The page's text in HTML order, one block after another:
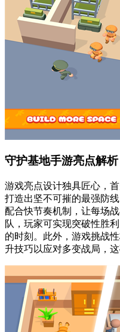
守护基地手游亮点解析
游戏亮点设计独具匠心，
打造出坚不可摧的最强防
配合快节奏机制，让每场
队，玩家可实现突破性胜
的时刻。此外，游戏挑战
升技巧以应对多变战局，